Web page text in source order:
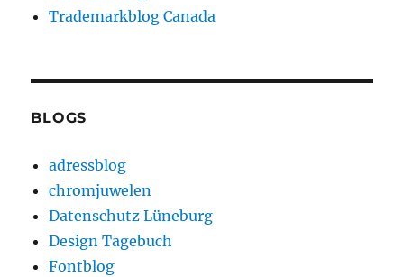
Trademarkblog Canada
BLOGS
adressblog
chromjuwelen
Datenschutz Lüneburg
Design Tagebuch
Fontblog